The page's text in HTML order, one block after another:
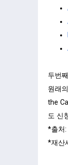
두번
원래
the
도 신
*출처:
*재산